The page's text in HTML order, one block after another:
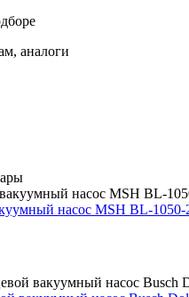
аналоги
насос MSH BL-1050-